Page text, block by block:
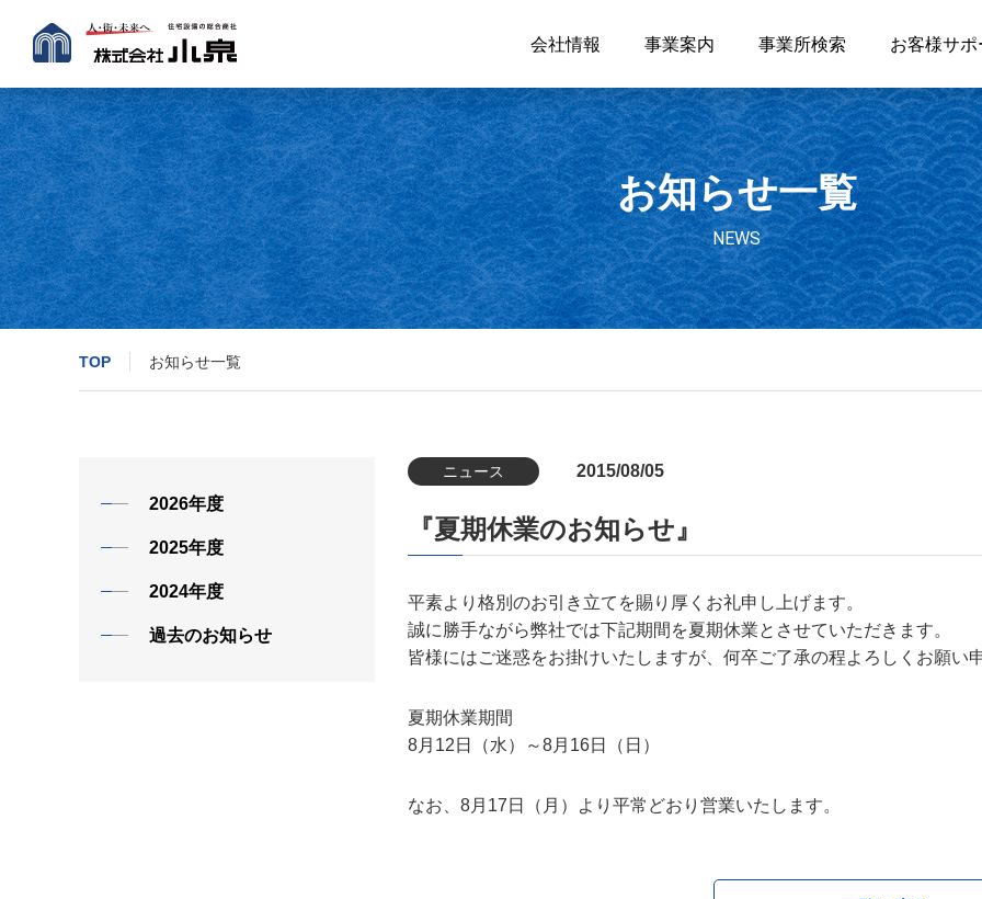
会社情報 事業案内 事業所検索 お客様サポ
お知らせ一覧
NEWS
TOP お知らせ一覧
2026年度
2025年度
2024年度
過去のお知らせ
ニュース 2015/08/05
『夏期休業のお知らせ』
平素より格別のお引き立てを賜り厚くお礼申し上げます。
誠に勝手ながら弊社では下記期間を夏期休業とさせていただきます。
皆様にはご迷惑をお掛けいたしますが、何卒ご了承の程よろしくお願い
夏期休業期間
8月12日（水）～8月16日（日）
なお、8月17日（月）より平常どおり営業いたします。